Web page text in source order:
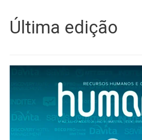
Última edição